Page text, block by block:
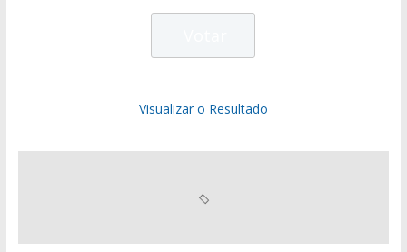
Visualizar o Resultado